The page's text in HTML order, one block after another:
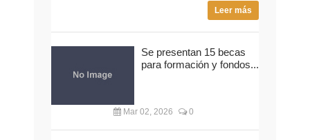
Leer más
Se presentan 15 becas
para formación y fondos...
Mar 02, 2026 0